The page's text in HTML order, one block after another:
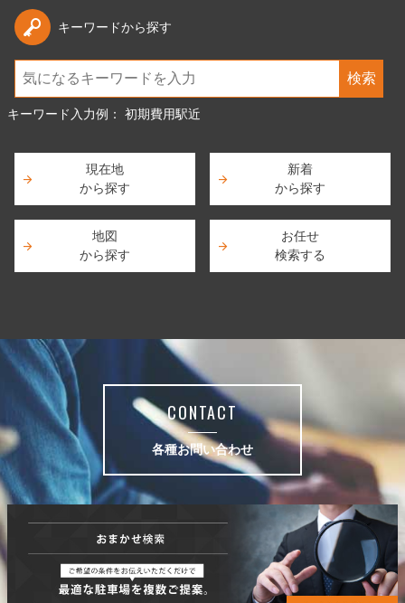
キーワードから探す
検索
キーワード入力例： 初期費用駅近
現在地
から探す
新着
から探す
地図
から探す
お任せ
検索する
CONTACT
各種お問い合わせ